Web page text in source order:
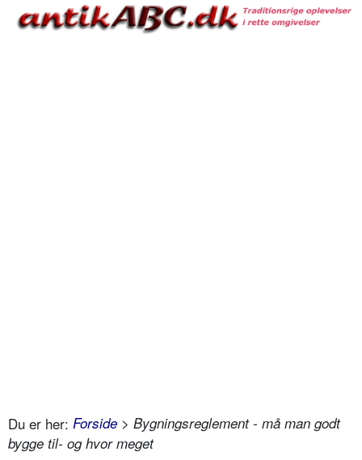
Du er her: Forside > Bygningsreglement - må man godt
bygge til- og hvor meget